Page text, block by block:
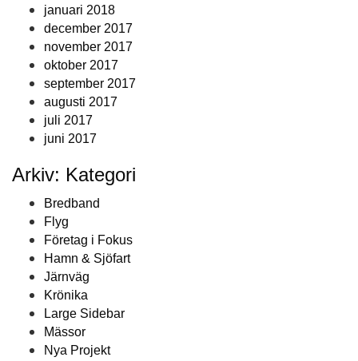
januari 2018
december 2017
november 2017
oktober 2017
september 2017
augusti 2017
juli 2017
juni 2017
Arkiv: Kategori
Bredband
Flyg
Företag i Fokus
Hamn & Sjöfart
Järnväg
Krönika
Large Sidebar
Mässor
Nya Projekt